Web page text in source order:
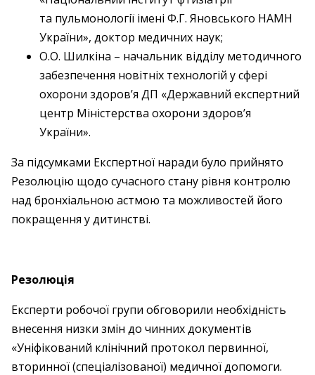
та пульмонології імені Ф.Г. Яновського НАМН
України», доктор медичних наук;
О.О. Шилкіна – начальник відділу методичного
забезпечення новітніх технологій у сфері
охорони здоров’я ДП «Державний експертний
центр Міністерства охорони здоров’я
України».
За підсумками Експертної наради було прийнято
Резолюцію щодо сучасного стану рівня контролю
над бронхіальною астмою та можливостей його
покращення у дитинстві.
Резолюція
Експерти робочої групи обговорили необхідність
внесення низки змін до чинних документів
«Уніфікований клінічний протокол первинної,
вторинної (спеціалізованої) медичної допомоги.